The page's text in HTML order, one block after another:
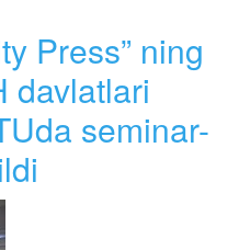
Press” ning
davlatlari
seminar-